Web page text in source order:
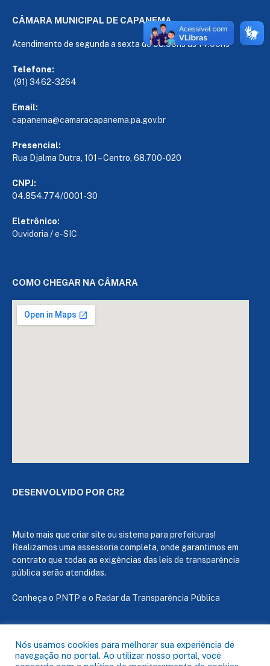
CÂMARA MUNICIPAL DE CAPANEMA
Atendimento de segunda a sexta de 08:00hs às 14:00hs
Telefone:
(91) 3462-3264
Email:
capanema@camaracapanema.pa.gov.br
Presencial:
Rua Djalma Dutra, 101 – Centro, 68.700-020
CNPJ:
04.854.774/0001-30
Eletrônico:
Ouvidoria /e-SIC
COMO CHEGAR NA CÂMARA
DESENVOLVIDO POR CR2
Muito mais que criar site ou sistema para prefeituras!
Realizamos uma assessoria completa, onde garantimos em
contrato que todas as exigências das leis de transparência
pública serão atendidas.
Conheça o PNTP e o Radar da Transparência Pública
Todos os direitos reservados a Câmara de Capanema
Nós usamos cookies para melhorar sua experiência de
navegação no portal. Ao utilizar nosso portal, você